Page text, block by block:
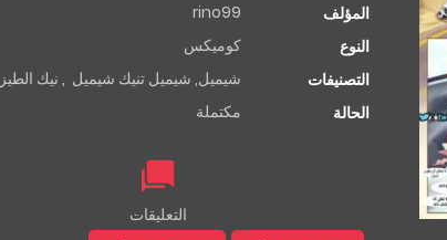
المؤلف
rino99
النوع
كوميكس
التصنيفات
شيميل, شيميل تنيك شيميل , نيك الطيز
الحالة
مكتملة
التعليقات